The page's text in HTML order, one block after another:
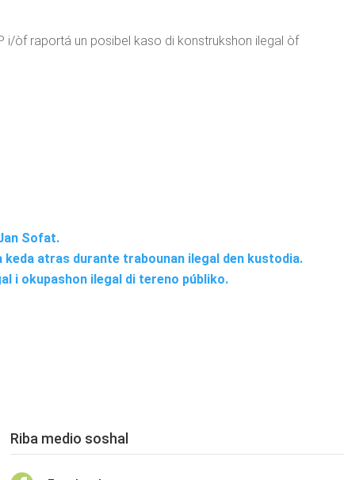
i/òf raportá un posibel kaso di konstrukshon ilegal òf
Sofat.
atras durante trabounan ilegal den kustodia.
i okupashon ilegal di tereno públiko.
Riba medio soshal